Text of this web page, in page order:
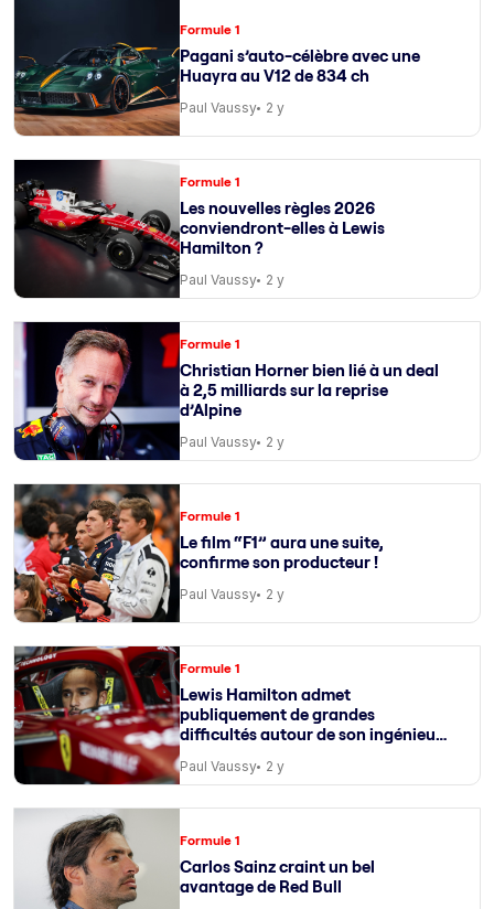
Formule 1
Pagani s’auto-célèbre avec une
Huayra au V12 de 834 ch
Paul Vaussy 2 y
Formule 1
Les nouvelles règles 2026
conviendront-elles à Lewis
Hamilton ?
Paul Vaussy 2 y
Formule 1
Christian Horner bien lié à un deal
à 2,5 milliards sur la reprise
d’Alpine
Paul Vaussy 2 y
Formule 1
Le film “F1” aura une suite,
confirme son producteur !
Paul Vaussy 2 y
Formule 1
Lewis Hamilton admet
publiquement de grandes
difficultés autour de son ingénieur
Paul Vaussy 2 y
Formule 1
Carlos Sainz craint un bel
avantage de Red Bull